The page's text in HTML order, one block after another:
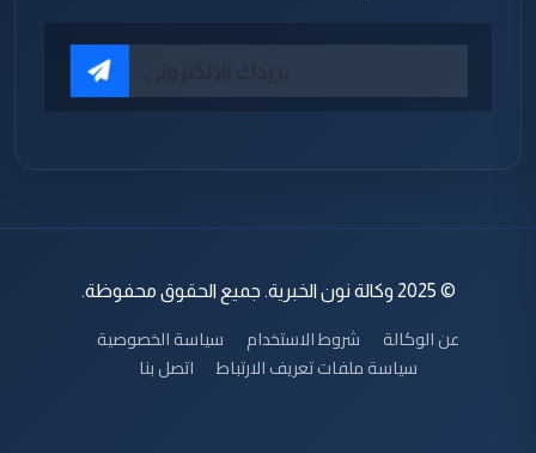
© 2025 وكالة نون الخبرية. جميع الحقوق محفوظة.
عن الوكالة شروط الاستخدام
سياسة الخصوصية
سياسة ملفات تعريف الارتباط
اتصل بنا